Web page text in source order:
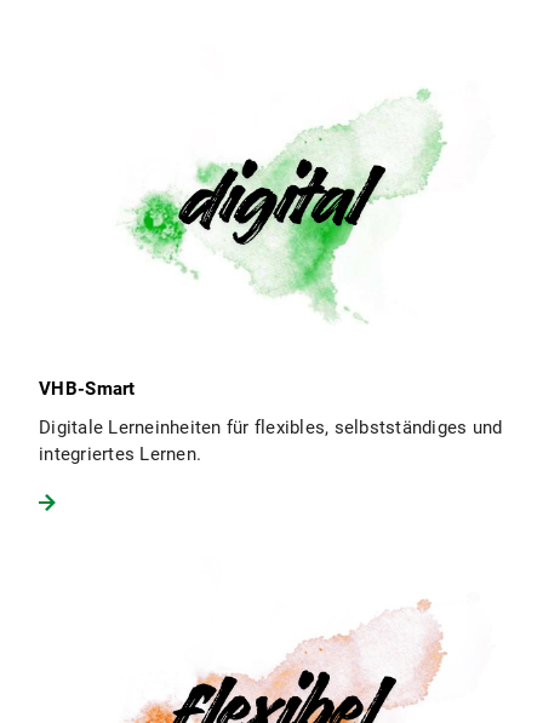
VHB-Smart
Digitale Lerneinheiten für flexibles, selbstständiges und
integriertes Lernen.